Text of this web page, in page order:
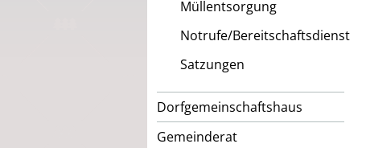
Müllentsorgung
Notrufe/Bereitschaftsdienst
Satzungen
Dorfgemeinschaftshaus
Gemeinderat